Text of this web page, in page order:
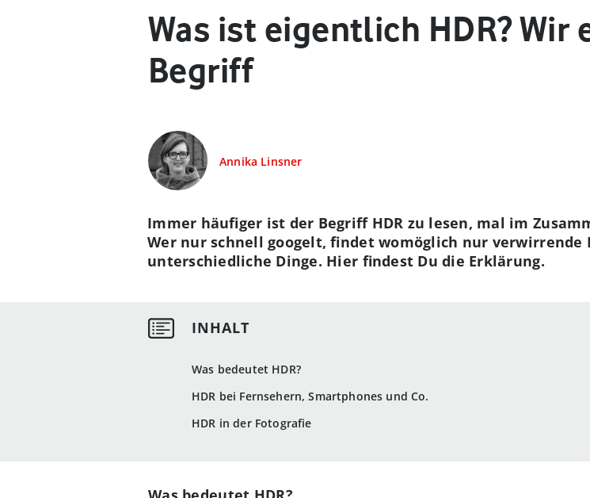
Was ist eigentlich HDR? Wir
Begriff
Annika Linsner
Was bedeutet HDR?
HDR bei Fernsehern, Smartphones und Co.
HDR in der Fotografie
Immer häufiger ist der Begriff HDR zu lesen, mal im
Wer nur schnell googelt, findet womöglich nur
unterschiedliche Dinge. Hier findest Du die Erklärung.